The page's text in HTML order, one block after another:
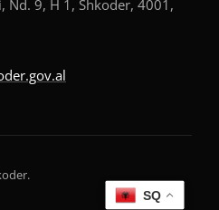
Nd. 9, H 1, Shkoder, 4001,
SQ